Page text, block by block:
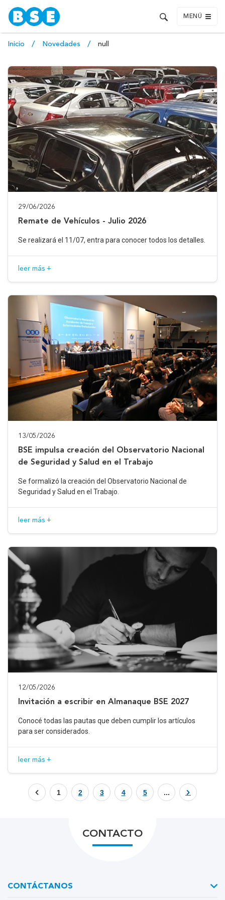
MENÚ
Inicio Novedades null
29/06/2026
Remate de Vehículos - Julio 2026
Se realizará el 11/07, entra para conocer todos los detalles.
leer más +
13/05/2026
BSE impulsa creación del Observatorio Nacional
de Seguridad y Salud en el Trabajo
Se formalizó la creación del Observatorio Nacional de
Seguridad y Salud en el Trabajo.
leer más +
12/05/2026
Invitación a escribir en Almanaque BSE 2027
Conocé todas las pautas que deben cumplir los artículos
para ser considerados.
leer más +
1 2 3 4 5 ...
CONTACTO
CONTÁCTANOS